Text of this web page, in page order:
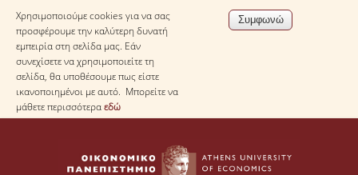
Χρησιμοποιούμε cookies για να σας
προσφέρουμε την καλύτερη δυνατή
εμπειρία στη σελίδα μας. Εάν
συνεχίσετε να χρησιμοποιείτε τη
σελίδα, θα υποθέσουμε πως είστε
ικανοποιημένοι με αυτό. Μπορείτε να
μάθετε περισσότεραεδώ